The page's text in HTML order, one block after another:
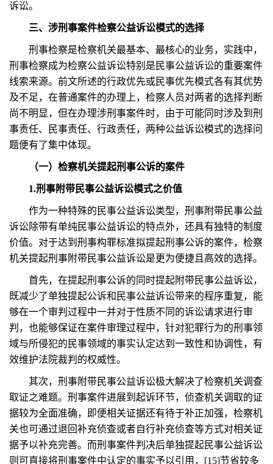
诉讼。
三、涉刑事案件检察公益诉讼模式的选择
刑事检察是检察机关最基本、最核心的业务，实践中，
刑事检察成为检察公益诉讼特别是民事公益诉讼的重要案件
线索来源。前文所述的行政优先或民事优先模式各有其优势
及不足，在普通案件的办理上，检察人员对两者的选择判断
尚不明显，但在办理涉刑事案件时，由于可能同时涉及到刑
事责任、民事责任、行政责任，两种公益诉讼模式的选择问
题便有了集中体现。
（一）检察机关提起刑事公诉的案件
1.刑事附带民事公益诉讼模式之价值
作为一种特殊的民事公益诉讼类型，刑事附带民事公益
诉讼除带有单纯民事公益诉讼的特点外，还具有独特的制度
价值。对于达到刑事构罪标准拟提起刑事公诉的案件，检察
机关提起刑事附带民事公益诉讼是更为便捷且高效的选择。
首先，在提起刑事公诉的同时提起附带民事公益诉讼，
既减少了单独提起公诉和民事公益诉讼带来的程序重复，能
够在一个审判过程中一并对于性质不同的诉讼请求进行审
判，也能够保证在案件审理过程中，针对犯罪行为的刑事领
域与所侵犯的民事领域的事实认定达到一致性和协调性，有
效维护法院裁判的权威性。
其次，刑事附带民事公益诉讼极大解决了检察机关调查
取证之难题。刑事案件进展到起诉环节，侦查机关调取的证
据较为全面准确，即便相关证据还有待于补正加强，检察机
关也可通过退回补充侦查或者自行补充侦查等方式对相关证
据予以补充完善。而刑事案件判决后单独提起民事公益诉讼
则可直接将刑事案件中认定的事实予以引用，[15]节省较多